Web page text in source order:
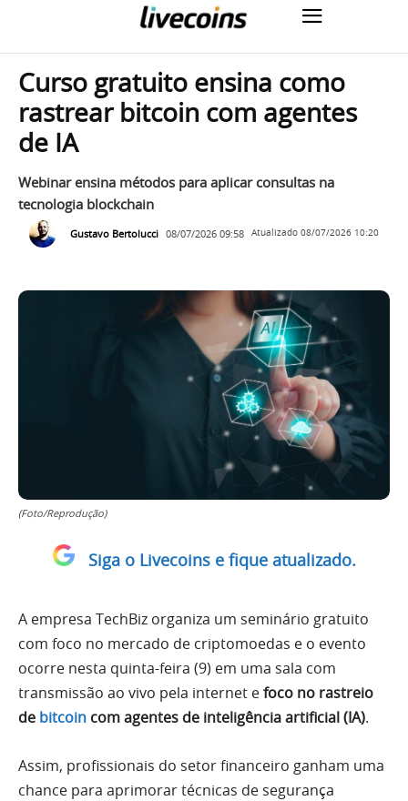
Curso gratuito ensina como
rastrear bitcoin com agentes
de IA
Webinar ensina métodos para aplicar consultas na
tecnologia blockchain
Gustavo Bertolucci 08/07/2026 09:58 Atualizado 08/07/2026 10:20
(Foto/Reprodução)
Siga o Livecoins e fique atualizado.
A empresa TechBiz organiza um seminário gratuito
com foco no mercado de criptomoedas e o evento
ocorre nesta quinta-feira (9) em uma sala com
transmissão ao vivo pela internet efoco no rastreio
de bitcoin com agentes de inteligência artificial (IA).
Assim, profissionais do setor financeiro ganham uma
chance para aprimorar técnicas de segurança